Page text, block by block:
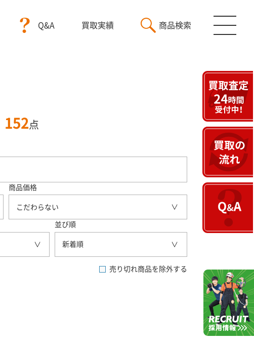
Q&A 買取実績 商品検索
152 点
商品価格
こだわらない
並び順
新着順
売り切れ商品を除外する